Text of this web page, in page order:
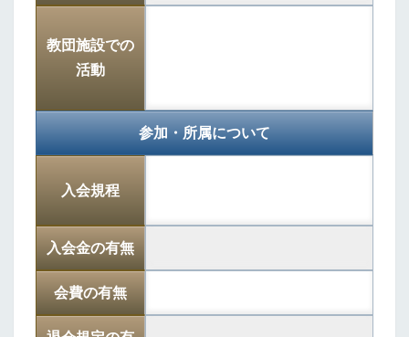
教団施設での
活動
参加・所属について
入会規程
入会金の有無
会費の有無